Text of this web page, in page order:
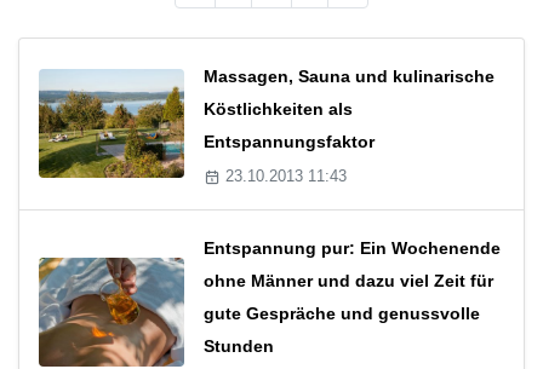
Massagen, Sauna und kulinarische
Köstlichkeiten als
Entspannungsfaktor
23.10.2013 11:43
Entspannung pur: Ein Wochenende
ohne Männer und dazu viel Zeit für
gute Gespräche und genussvolle
Stunden